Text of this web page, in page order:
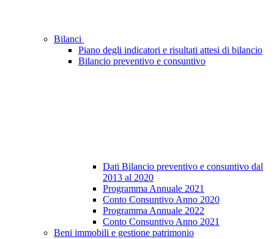
Bilanci
Piano degli indicatori e risultati attesi di bilancio
Bilancio preventivo e consuntivo
Dati Bilancio preventivo e consuntivo dal
2013 al 2020
Programma Annuale 2021
Conto Consuntivo Anno 2020
Programma Annuale 2022
Conto Consuntivo Anno 2021
Beni immobili e gestione patrimonio